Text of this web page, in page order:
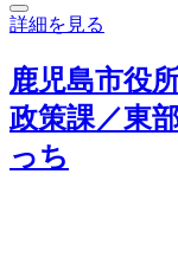
詳細を見る
鹿児島市役
政策課／東
っち